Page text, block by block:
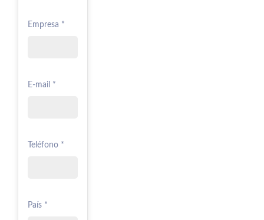
Empresa *
E-mail *
Teléfono *
País *